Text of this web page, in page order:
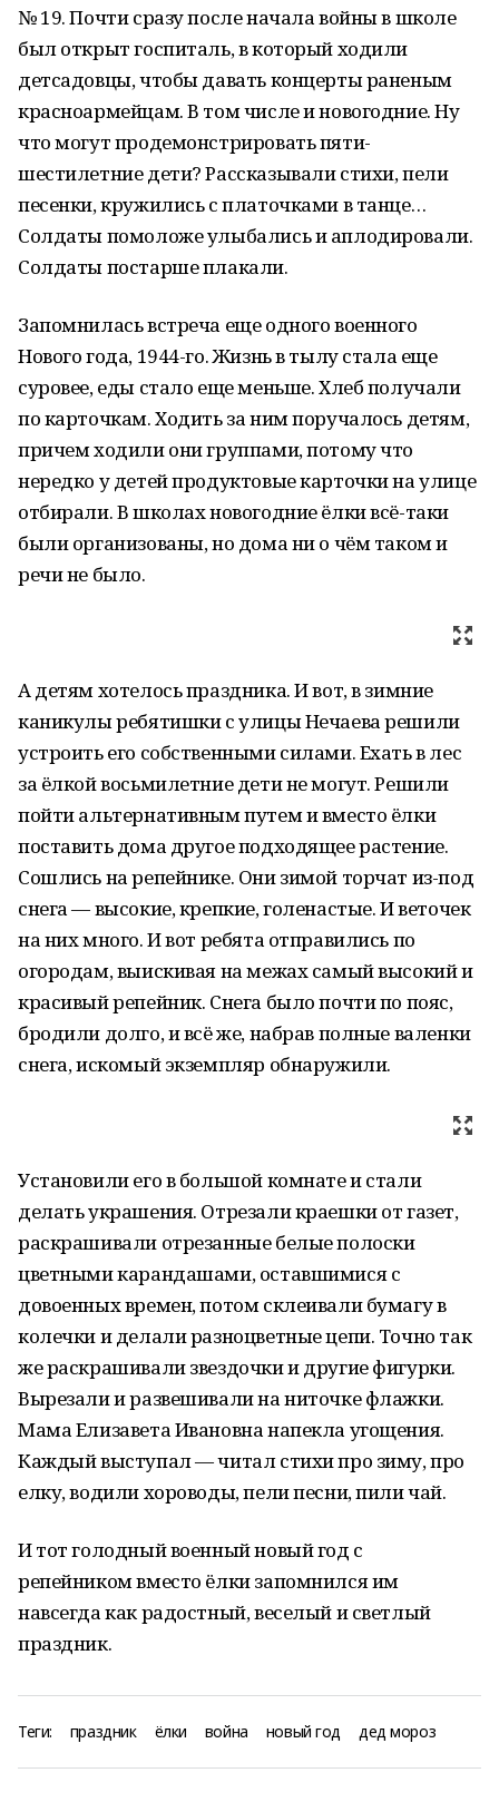
№ 19. Почти сразу после начала войны в школе
был открыт госпиталь, в который ходили
детсадовцы, чтобы давать концерты раненым
красноармейцам. В том числе и новогодние. Ну
что могут продемонстрировать пяти-
шестилетние дети? Рассказывали стихи, пели
песенки, кружились с платочками в танце…
Солдаты помоложе улыбались и аплодировали.
Солдаты постарше плакали.
Запомнилась встреча еще одного военного
Нового года, 1944-го. Жизнь в тылу стала еще
суровее, еды стало еще меньше. Хлеб получали
по карточкам. Ходить за ним поручалось детям,
причем ходили они группами, потому что
нередко у детей продуктовые карточки на улице
отбирали. В школах новогодние ёлки всё-таки
были организованы, но дома ни о чём таком и
речи не было.
А детям хотелось праздника. И вот, в зимние
каникулы ребятишки с улицы Нечаева решили
устроить его собственными силами. Ехать в лес
за ёлкой восьмилетние дети не могут. Решили
пойти альтернативным путем и вместо ёлки
поставить дома другое подходящее растение.
Сошлись на репейнике. Они зимой торчат из-под
снега — высокие, крепкие, голенастые. И веточек
на них много. И вот ребята отправились по
огородам, выискивая на межах самый высокий и
красивый репейник. Снега было почти по пояс,
бродили долго, и всё же, набрав полные валенки
снега, искомый экземпляр обнаружили.
Установили его в большой комнате и стали
делать украшения. Отрезали краешки от газет,
раскрашивали отрезанные белые полоски
цветными карандашами, оставшимися с
довоенных времен, потом склеивали бумагу в
колечки и делали разноцветные цепи. Точно так
же раскрашивали звездочки и другие фигурки.
Вырезали и развешивали на ниточке флажки.
Мама Елизавета Ивановна напекла угощения.
Каждый выступал — читал стихи про зиму, про
елку, водили хороводы, пели песни, пили чай.
И тот голодный военный новый год с
репейником вместо ёлки запомнился им
навсегда как радостный, веселый и светлый
праздник.
Теги: праздник ёлки война новый год дед мороз